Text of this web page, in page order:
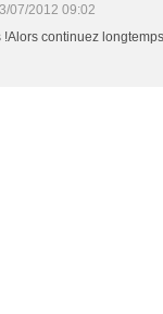
07/2012 09:02
!Alors continuez